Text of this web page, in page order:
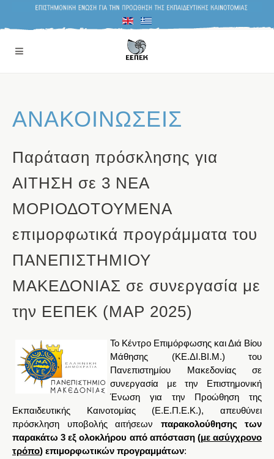
ΑΝΑΚΟΙΝΩΣΕΙΣ
Παράταση πρόσκλησης για
ΑΙΤΗΣΗ σε 3 ΝΕΑ
ΜΟΡΙΟΔΟΤΟΥΜΕΝΑ
επιμορφωτικά προγράμματα του
ΠΑΝΕΠΙΣΤΗΜΙΟΥ
ΜΑΚΕΔΟΝΙΑΣ σε συνεργασία με
την ΕΕΠΕΚ (ΜΑΡ 2025)
Το Κέντρο Επιμόρφωσης και Διά Βίου
Μάθησης (ΚΕ.ΔΙ.ΒΙ.Μ.) του
Πανεπιστημίου Μακεδονίας σε
συνεργασία με την Επιστημονική
Ένωση για την Προώθηση της
Εκπαιδευτικής Καινοτομίας (Ε.Ε.Π.Ε.Κ.), απευθύνει
πρόσκληση υποβολής αιτήσεων παρακολούθησης των
παρακάτω 3 εξ ολοκλήρου από απόσταση (με ασύγχρονο
τρόπο) επιμορφωτικών προγραμμάτων: